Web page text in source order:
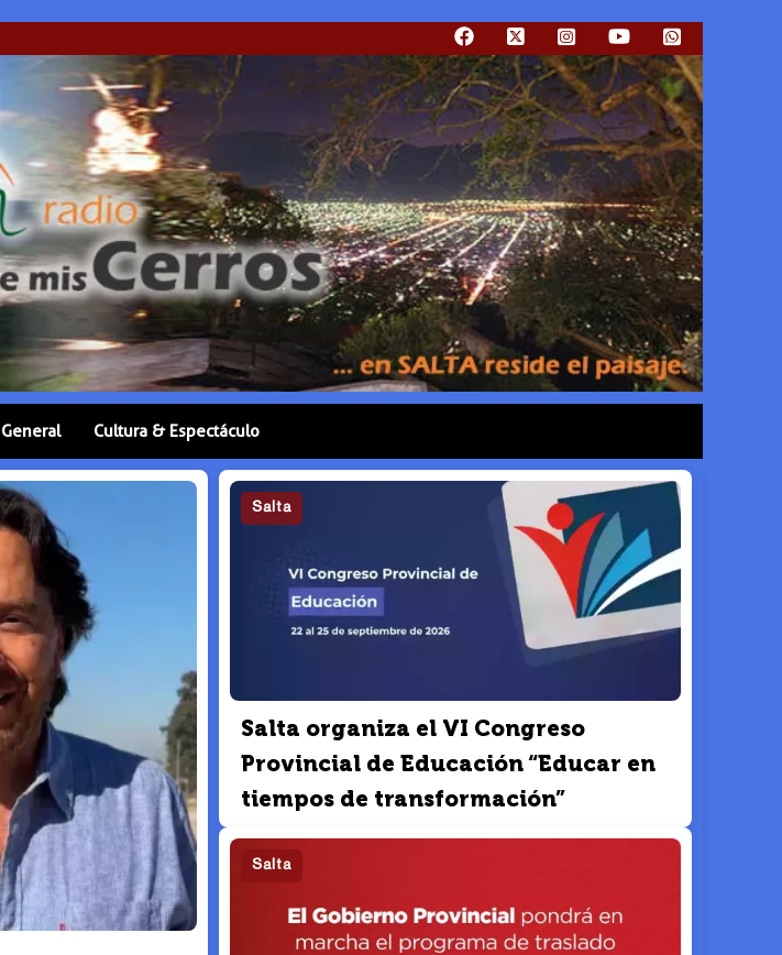
General Cultura & Espectáculo
Salta
Salta organiza el VI Congreso
Provincial de Educación “Educar en
tiempos de transformación”
Salta